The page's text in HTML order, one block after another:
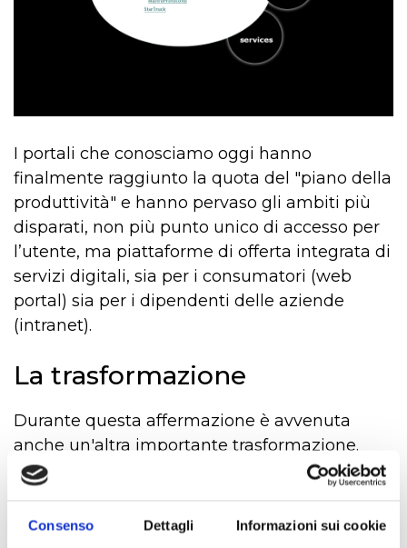
Consenso Dettagli Informazioni sui cookie
I portali che conosciamo oggi hanno
finalmente raggiunto la quota del "piano della
produttività" e hanno pervaso gli ambiti più
disparati, non più punto unico di accesso per
l’utente, ma piattaforme di offerta integrata di
servizi digitali, sia per i consumatori (web
portal) sia per i dipendenti delle aziende
(intranet).
La trasformazione
Durante questa affermazione è avvenuta
anche un'altra importante trasformazione.
Abbiamo visto che la nascita delle
necessità di chi avrebbe dovuto sviluppare e